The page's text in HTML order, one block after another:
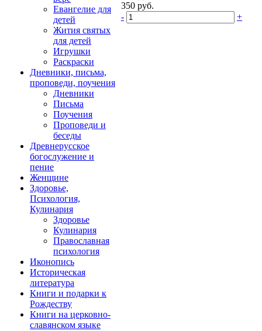
Евангелие для
детей
Жития святых
для детей
Игрушки
Раскраски
Дневники, письма,
проповеди, поучения
Дневники
Письма
Поучения
Проповеди и
беседы
Древнерусское
богослужение и
пение
Женщине
Здоровье,
Психология,
Кулинария
Здоровье
Кулинария
Православная
психология
Иконопись
Историческая
литература
Книги и подарки к
Рождеству
Книги на церковно-
славянском языке
350 руб.
-
+